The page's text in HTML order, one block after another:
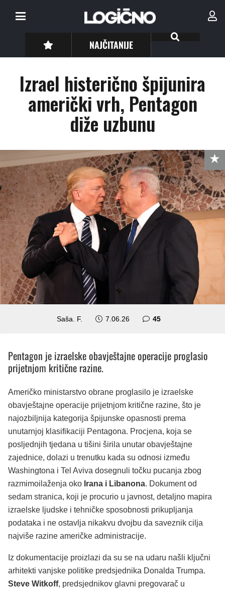
NAJČITANIJE
Izrael histerično špijunira
američki vrh, Pentagon
diže uzbunu
Saša. F. 7.06.26 45komentara
Pentagon je izraelske obavještajne operacije proglasio
prijetnjom kritične razine.
Američko ministarstvo obrane proglasilo je izraelske
obavještajne operacije prijetnjom kritične razine, što je
najozbiljnija kategorija špijunske opasnosti prema
unutarnjoj klasifikaciji Pentagona. Procjena, koja se
posljednjih tjedana u tišini širila unutar obavještajne
zajednice, dolazi u trenutku kada su odnosi između
Washingtona i Tel Aviva dosegnuli točku pucanja zbog
razmimoilaženja oko Irana i Libanona. Dokument od
sedam stranica, koji je procurio u javnost, detaljno mapira
izraelske ljudske i tehničke sposobnosti prikupljanja
podataka i ne ostavlja nikakvu dvojbu da saveznik cilja
najviše razine američke administracije.
Iz dokumentacije proizlazi da su se na udaru našli ključni
arhitekti vanjske politike predsjednika Donalda Trumpa.
Steve Witkoff, predsjednikov glavni pregovarač u